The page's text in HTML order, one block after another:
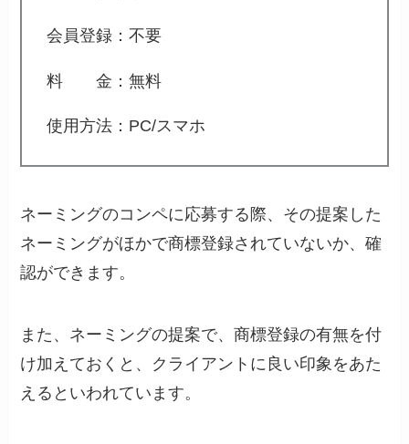
会員登録：不要
料 金：無料
使用方法：PC/スマホ
ネーミングのコンペに応募する際、その提案した
ネーミングがほかで商標登録されていないか、確
認ができます。
また、ネーミングの提案で、商標登録の有無を付
け加えておくと、クライアントに良い印象をあた
えるといわれています。